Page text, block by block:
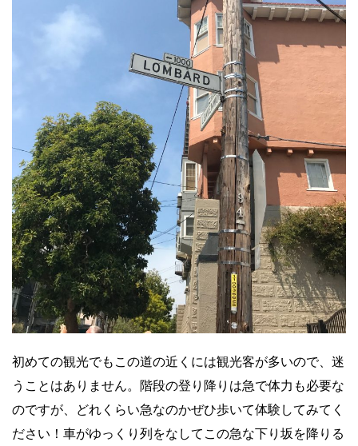
初めての観光でもこの道の近くには観光客が多いので、迷
うことはありません。階段の登り降りは急で体力も必要な
のですが、どれくらい急なのかぜひ歩いて体験してみてく
ださい！車がゆっくり列をなしてこの急な下り坂を降りる